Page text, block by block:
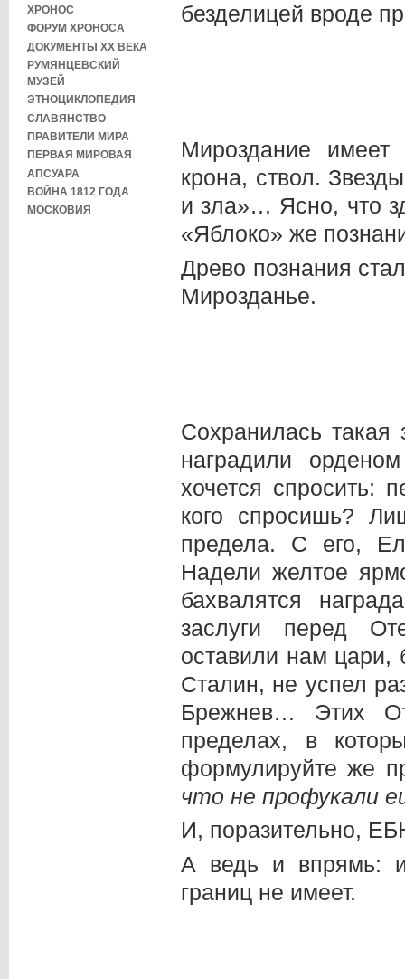
ХРОНОС
ФОРУМ ХРОНОСА
ДОКУМЕНТЫ XX ВЕКА
РУМЯНЦЕВСКИЙ
МУЗЕЙ
ЭТНОЦИКЛОПЕДИЯ
СЛАВЯНСТВО
ПРАВИТЕЛИ МИРА
ПЕРВАЯ МИРОВАЯ
АПСУАРА
ВОЙНА 1812 ГОДА
МОСКОВИЯ
безделицей вроде
Мироздание
крона, ствол.
и зла»… Ясно, что
«Яблоко» же
Древо познания
Мирозданье.
Сохранилась такая
наградили
хочется спросить:
кого спросишь?
предела. С его,
Надели желтое
бахвалятся
заслуги перед
оставили нам цари,
Сталин, не успел
Брежнев… Этих
пределах, в
формулируйте же
что не профукали
И, поразительно,
А ведь и впрямь:
границ не имеет.